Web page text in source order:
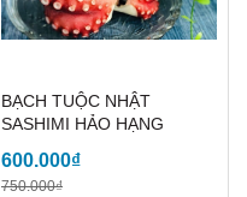
BẠCH TUỘC NHẬT
SASHIMI HẢO HẠNG
600.000₫
750.000₫